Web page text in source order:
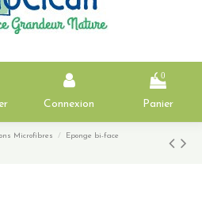
Connexion
0
Panier
Microfibres Eponge bi-face